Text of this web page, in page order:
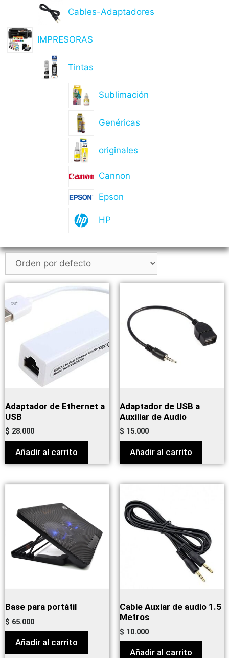
Cables-Adaptadores
IMPRESORAS
Tintas
Sublimación
Genéricas
originales
Cannon
Epson
HP
Adaptador de Ethernet a
USB
$ 28.000
Añadir al carrito
Adaptador de USB a
Auxiliar de Audio
$ 15.000
Añadir al carrito
Base para portátil
$ 65.000
Añadir al carrito
Cable Auxiar de audio 1.5
Metros
$ 10.000
Añadir al carrito